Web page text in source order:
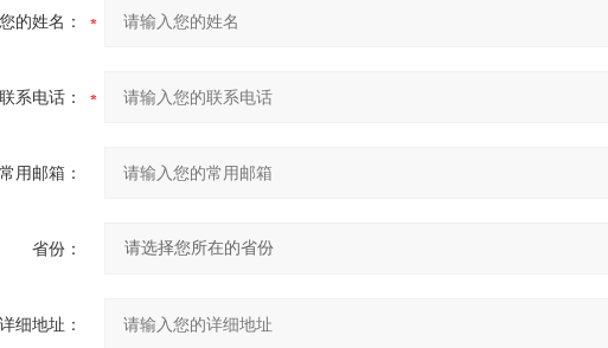
您的姓名：
联系电话：
常用邮箱：
省份：
详细地址：